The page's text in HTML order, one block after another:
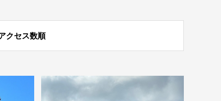
クセス数順